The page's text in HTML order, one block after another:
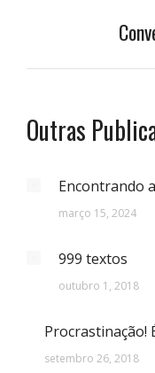
Outras
Encontrando
março 15, 2024
999 textos
outubro 1, 2018
Procrastinação!
setembro 26, 2018